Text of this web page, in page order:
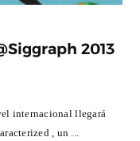
2013
internacional llegará
, un ...